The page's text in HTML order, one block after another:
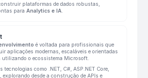
plataformas de dados robustas,
para Analytics e IA.
é voltada para profissionais que
aplicações modernas, escaláveis e orientadas
utilizando o ecossistema Microsoft.
tecnologias como .NET, C#, ASP.NET Core,
explorando desde a construção de APIs e